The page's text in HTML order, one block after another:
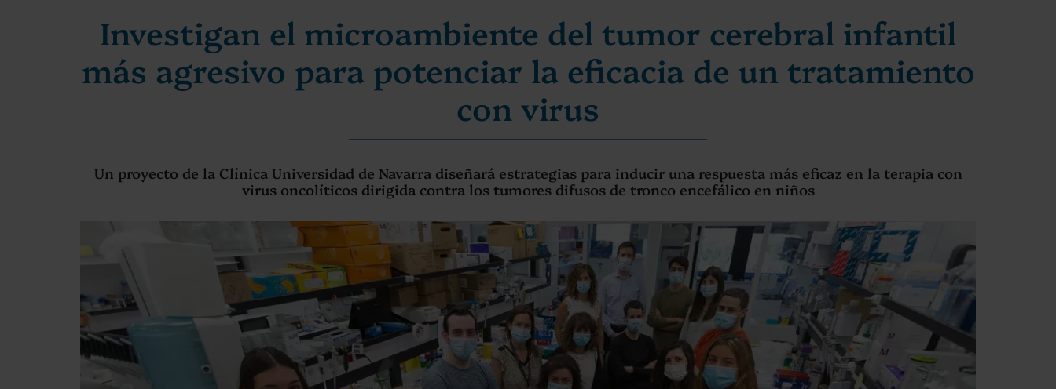
Investigan el microambiente del tumor cerebral infantil
más agresivo para potenciar la eficacia de un tratamiento
con virus
Un proyecto de la Clínica Universidad de Navarra diseñará estrategias para inducir una respuesta más eficaz en la terapia con
virus oncolíticos dirigida contra los tumores difusos de tronco encefálico en niños